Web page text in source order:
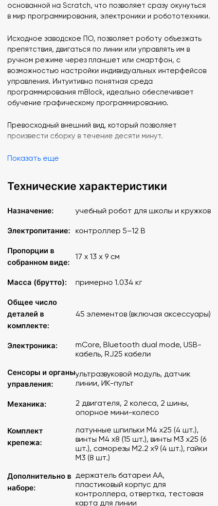
основанной на Scratch, что позволяет сразу окунуться
в мир программирования, электроники и робототехники.
Исходное заводское ПО, позволяет роботу объезжать
препятствия, двигаться по линии или управлять им в
ручном режиме через планшет или смартфон, с
возможностью настройки индивидуальных интерфейсов
управления. Интуитивно понятная среда
программирования mBlock, идеально обеспечивает
обучение графическому программированию.
Превосходный внешний вид, который позволяет
произвести сборку в течение десяти минут.
Огромный выбор дополнительных ресурсных наборов
неограниченный потенциал для творчества.
Модуль Bluetooth обеспечивает установление
управления им.
Характеристики:
Напряжение питания контроллера 5 – 12 В
Вес в собранном виде - 1034 г.
Состав:
Шасси - 1 шт.
Контроллер mCore (совместимый с Arduino UNO) - 1 шт.
Двигатель постоянного тока – 2 шт.
Колесо – 2 шт.
Шины – 2 шт.
Опора Мини-колесо – 1шт.
Ультразвуковой сенсор/датчик - 1 шт.
Липучка – 2 шт.
ИК-пульт управления 1 шт.
Bluetooth (dual mode)-модуль - 1 шт.
6P6C RJ25 кабель – 2 шт.
USB-кабель – 1шт.
Держатель батареи АА - 1шт.
Показать еще
Технические характеристики
Назначение: учебный робот для школы и кружков
Электропитание: контроллер 5–12 В
Пропорции в
собранном виде:
17 x 13 x 9 см
Масса (брутто): примерно 1.034 кг
Общее число
деталей в
комплекте:
45 элементов (включая аксессуары)
Электроника:
mCore, Bluetooth dual mode, USB-
кабель, RJ25 кабели
Сенсоры и органы
управления:
ультразвуковой модуль, датчик
линии, ИК-пульт
Механика:
2 двигателя, 2 колеса, 2 шины,
опорное мини-колесо
Комплект
крепежа:
латунные шпильки M4 x25 (4 шт.),
винты M4 x8 (15 шт.), винты M3 x25 (6
шт.), саморезы M2.2 x9 (4 шт.), гайки
M3 (8 шт.)
Дополнительно в
наборе:
держатель батареи AA,
пластиковый корпус для
контроллера, отвертка, тестовая
карта для линии